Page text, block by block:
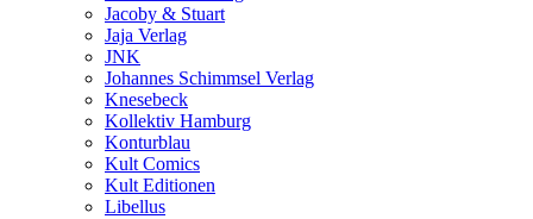
Jacoby & Stuart
Jaja Verlag
JNK
Johannes Schimmsel Verlag
Knesebeck
Kollektiv Hamburg
Konturblau
Kult Comics
Kult Editionen
Libellus